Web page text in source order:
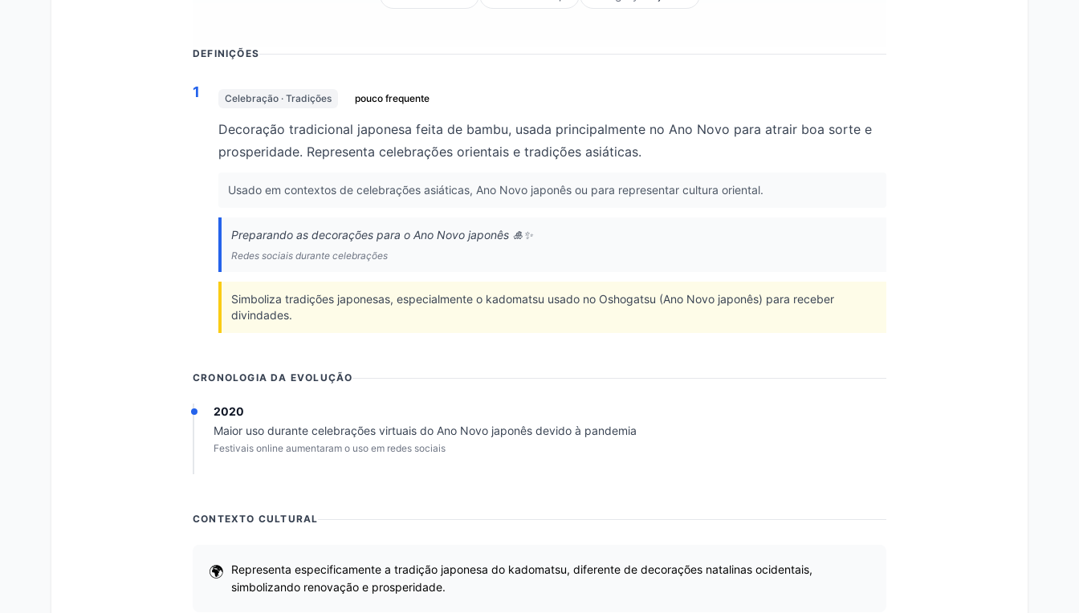
DEFINIÇÕES
1 Celebração · Tradições pouco frequente
Decoração tradicional japonesa feita de bambu, usada principalmente no Ano Novo para atrair boa sorte e
prosperidade. Representa celebrações orientais e tradições asiáticas.
Usado em contextos de celebrações asiáticas, Ano Novo japonês ou para representar cultura oriental.
Preparando as decorações para o Ano Novo japonês 🎍✨
Redes sociais durante celebrações
Simboliza tradições japonesas, especialmente o kadomatsu usado no Oshogatsu (Ano Novo japonês) para receber
divindades.
CRONOLOGIA DA EVOLUÇÃO
2020
Maior uso durante celebrações virtuais do Ano Novo japonês devido à pandemia
Festivais online aumentaram o uso em redes sociais
CONTEXTO CULTURAL
Representa especificamente a tradição japonesa do kadomatsu, diferente de decorações natalinas ocidentais,
simbolizando renovação e prosperidade.